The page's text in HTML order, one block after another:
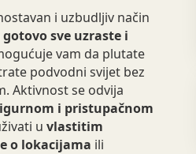
i uzbudljiv način
sve uzraste i
vam da plutate
podvodni svijet bez
Aktivnost se odvija
i pristupačnom
u vlastitim
o lokacijama ili